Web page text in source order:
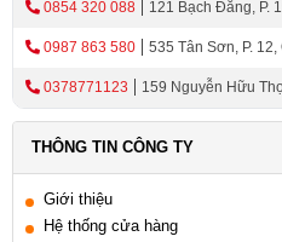
0854 320 088 121 Bạch Đằng, P.
0987 863 580 535 Tân Sơn, P. 12,
0378771123
159 Nguyễn Hữu
THÔNG TIN CÔNG TY
Giới thiệu
Hệ thống cửa hàng